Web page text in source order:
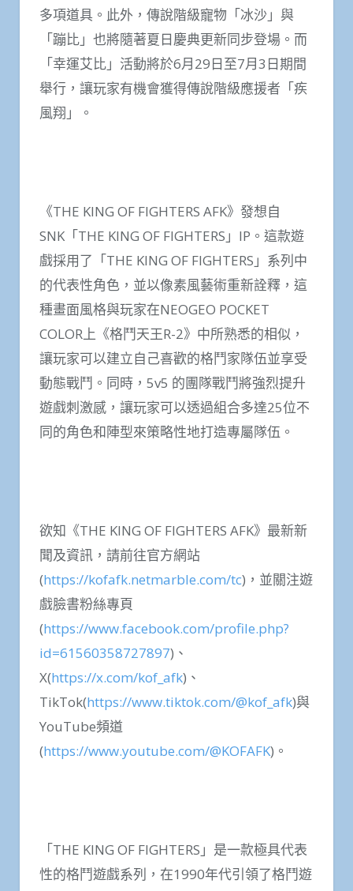
多項道具。此外，傳說階級寵物「冰沙」與
「蹦比」也將隨著夏日慶典更新同步登場。而
「幸運艾比」活動將於6月29日至7月3日期間
舉行，讓玩家有機會獲得傳說階級應援者「疾
風翔」。
《THE KING OF FIGHTERS AFK》發想自
SNK「THE KING OF FIGHTERS」IP。這款遊
戲採用了「THE KING OF FIGHTERS」系列中
的代表性角色，並以像素風藝術重新詮釋，這
種畫面風格與玩家在NEOGEO POCKET
COLOR上《格鬥天王R-2》中所熟悉的相似，
讓玩家可以建立自己喜歡的格鬥家隊伍並享受
動態戰鬥。同時，5v5 的團隊戰鬥將強烈提升
遊戲刺激感，讓玩家可以透過組合多達25位不
同的角色和陣型來策略性地打造專屬隊伍。
欲知《THE KING OF FIGHTERS AFK》最新新
聞及資訊，請前往官方網站
(https://kofafk.netmarble.com/tc)，並關注遊
戲臉書粉絲專頁
(https://www.facebook.com/profile.php?
id=61560358727897)、
X(https://x.com/kof_afk)、
TikTok(https://www.tiktok.com/@kof_afk)與
YouTube頻道
(https://www.youtube.com/@KOFAFK)。
「THE KING OF FIGHTERS」是一款極具代表
性的格鬥遊戲系列，在1990年代引領了格鬥遊